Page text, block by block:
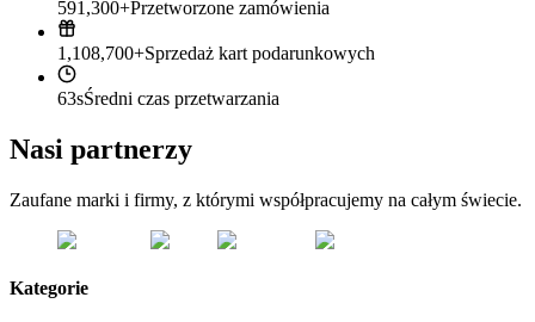
591,300+Przetworzone zamówienia
1,108,700+Sprzedaż kart podarunkowych
63sŚredni czas przetwarzania
Nasi partnerzy
Zaufane marki i firmy, z którymi współpracujemy na całym świecie.
Kategorie